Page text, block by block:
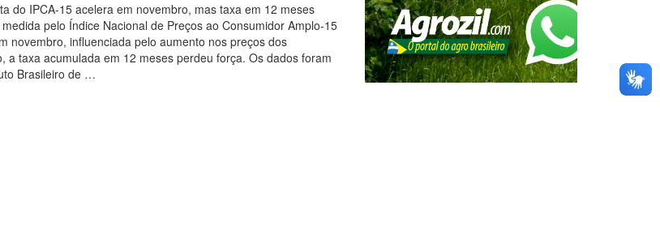
do IPCA-15 acelera em novembro, mas taxa em 12 meses
pelo Índice Nacional de Preços ao Consumidor Amplo-15
novembro, influenciada pelo aumento nos preços dos
a taxa acumulada em 12 meses perdeu força. Os dados foram
Brasileiro de …